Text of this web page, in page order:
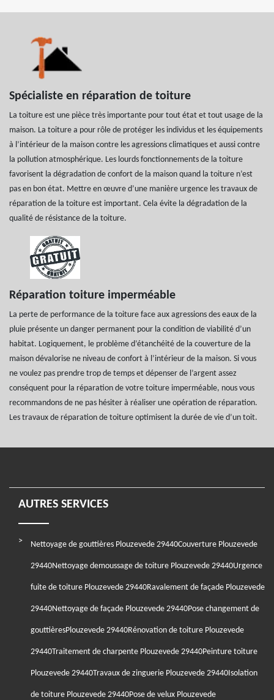
Spécialiste en réparation de toiture
La toiture est une pièce très importante pour tout état et tout usage de la
maison. La toiture a pour rôle de protéger les individus et les équipements
à l’intérieur de la maison contre les agressions climatiques et aussi contre
la pollution atmosphérique. Les lourds fonctionnements de la toiture
favorisent la dégradation de confort de la maison quand la toiture n’est
pas en bon état. Mettre en œuvre d’une manière urgence les travaux de
réparation de la toiture est important. Cela évite la dégradation de la
qualité de résistance de la toiture.
Réparation toiture imperméable
La perte de performance de la toiture face aux agressions des eaux de la
pluie présente un danger permanent pour la condition de viabilité d’un
habitat. Logiquement, le problème d’étanchéité de la couverture de la
maison dévalorise ne niveau de confort à l’intérieur de la maison. Si vous
ne voulez pas prendre trop de temps et dépenser de l’argent assez
conséquent pour la réparation de votre toiture imperméable, nous vous
recommandons de ne pas hésiter à réaliser une opération de réparation.
Les travaux de réparation de toiture optimisent la durée de vie d’un toit.
AUTRES SERVICES
Nettoyage de gouttières Plouzevede 29440Couverture Plouzevede
29440Nettoyage demoussage de toiture Plouzevede 29440Urgence
fuite de toiture Plouzevede 29440Ravalement de façade Plouzevede
29440Nettoyage de façade Plouzevede 29440Pose changement de
gouttièresPlouzevede 29440Rénovation de toiture Plouzevede
29440Traitement de charpente Plouzevede 29440Peinture toiture
Plouzevede 29440Travaux de zinguerie Plouzevede 29440Isolation
de toiture Plouzevede 29440Pose de velux Plouzevede